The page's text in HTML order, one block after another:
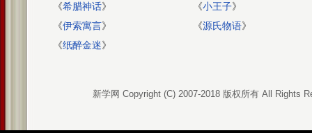
《希腊神话》 《小王子》
《伊索寓言》 《源氏物语》
《纸醉金迷》
新学网 Copyright (C) 2007-2018 版权所有 All Rights